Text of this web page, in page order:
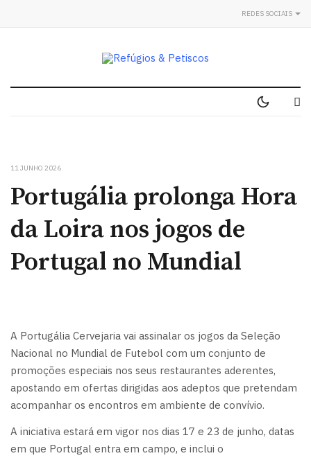
REDES SOCIAIS
11 JUNHO 2026
Portugália prolonga Hora
da Loira nos jogos de
Portugal no Mundial
A Portugália Cervejaria vai assinalar os jogos da Seleção
Nacional no Mundial de Futebol com um conjunto de
promoções especiais nos seus restaurantes aderentes,
apostando em ofertas dirigidas aos adeptos que pretendam
acompanhar os encontros em ambiente de convívio.
A iniciativa estará em vigor nos dias 17 e 23 de junho, datas
em que Portugal entra em campo, e inclui o